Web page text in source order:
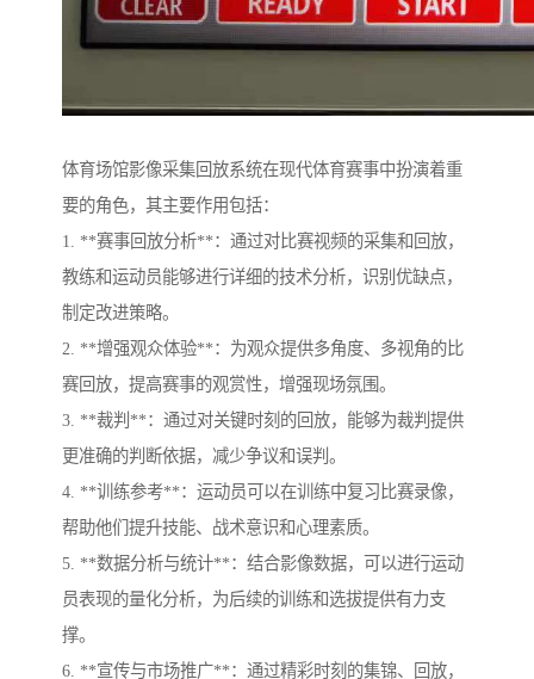
体育场馆影像采集回放系统在现代体育赛事中扮演着重
要的角色，其主要作用包括：
1. **赛事回放分析**：通过对比赛视频的采集和回放，
教练和运动员能够进行详细的技术分析，识别优缺点，
制定改进策略。
2. **增强观众体验**：为观众提供多角度、多视角的比
赛回放，提高赛事的观赏性，增强现场氛围。
3. **裁判**：通过对关键时刻的回放，能够为裁判提供
更准确的判断依据，减少争议和误判。
4. **训练参考**：运动员可以在训练中复习比赛录像，
帮助他们提升技能、战术意识和心理素质。
5. **数据分析与统计**：结合影像数据，可以进行运动
员表现的量化分析，为后续的训练和选拔提供有力支
撑。
6. **宣传与市场推广**：通过精彩时刻的集锦、回放，